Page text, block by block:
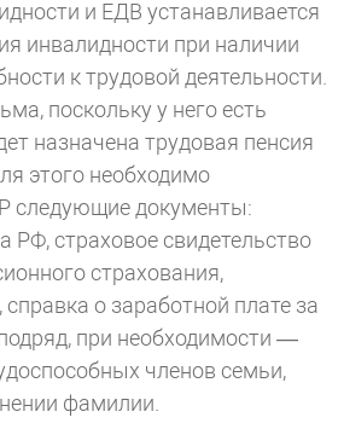
и ЕДВ устанавливается
инвалидности при наличии
к трудовой деятельности.
поскольку у него есть
назначена трудовая пенсия
этого необходимо
следующие документы:
РФ, страховое свидетельство
страхования,
о заработной плате за
при необходимости —
членов семьи,
фамилии.